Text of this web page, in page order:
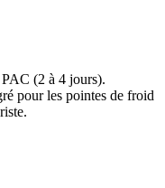
(2 à 4 jours).
pour les pointes de froid